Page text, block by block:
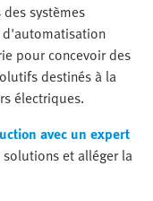
systèmes
pour concevoir des
destinés à la
électriques.
avec un expert
et alléger la